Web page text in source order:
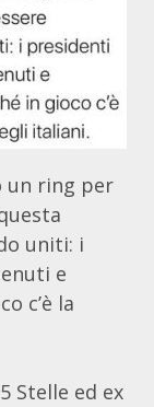
un ring per
uniti: i
e
c’è la
Stelle ed ex